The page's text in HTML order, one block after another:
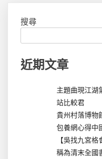
搜尋
近期文章
主題曲現江湖
站比較君
貴州村落博物
包養網心得中
【吳找九宮
稱為清末全國